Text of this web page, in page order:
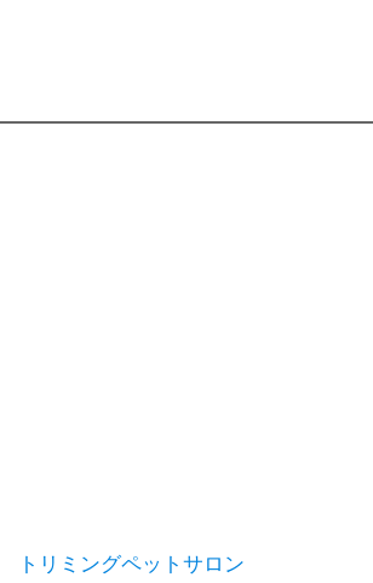
トリミングペットサロン